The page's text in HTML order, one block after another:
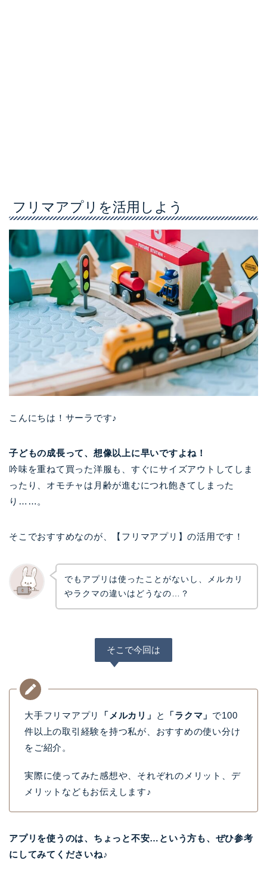
フリマアプリを活用しよう
こんにちは！サーラです♪
子どもの成長って、想像以上に早いですよね！
吟味を重ねて買った洋服も、すぐにサイズアウトしてしま
ったり、オモチャは月齢が進むにつれ飽きてしまった
り……。
そこでおすすめなのが、【フリマアプリ】の活用です！
でもアプリは使ったことがないし、メルカリ
やラクマの違いはどうなの…？
そこで今回は
大手フリマアプリ 「メルカリ」 と 「ラクマ」 で100
件以上の取引経験を持つ私が、おすすめの使い分け
をご紹介。
実際に使ってみた感想や、それぞれのメリット、デ
メリットなどもお伝えします♪
アプリを使うのは、ちょっと不安…という方も、ぜひ参考
にしてみてくださいね♪